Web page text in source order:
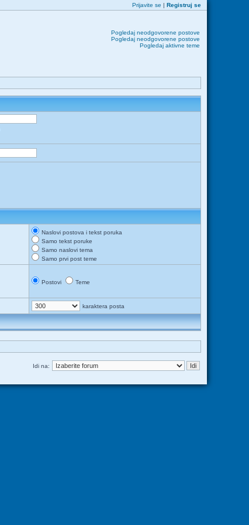
Prijavite se | Registruj se
Pogledaj neodgovorene postove
Pogledaj neodgovorene postove
Pogledaj aktivne teme
Naslovi postova i tekst poruka
Samo tekst poruke
Samo naslovi tema
Samo prvi post teme
Postovi Teme
karaktera posta
Idi na: